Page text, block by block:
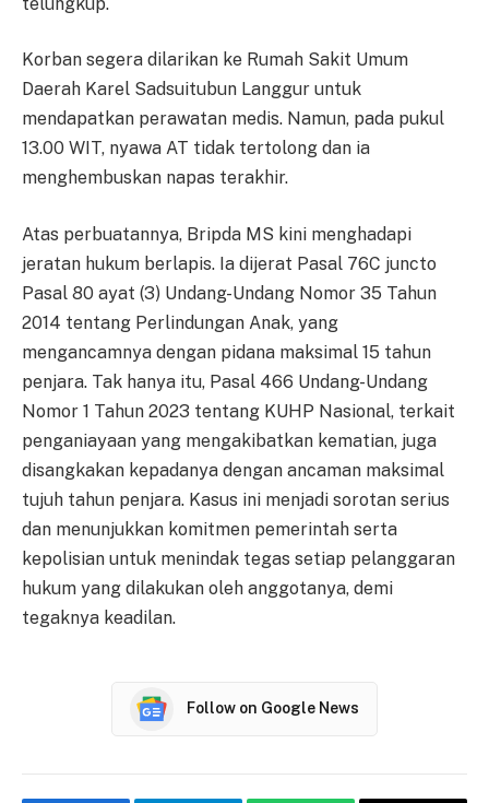
Korban segera dilarikan ke Rumah Sakit Umum
Daerah Karel Sadsuitubun Langgur untuk
mendapatkan perawatan medis. Namun, pada pukul
13.00 WIT, nyawa AT tidak tertolong dan ia
menghembuskan napas terakhir.
Atas perbuatannya, Bripda MS kini menghadapi
jeratan hukum berlapis. Ia dijerat Pasal 76C juncto
Pasal 80 ayat (3) Undang-Undang Nomor 35 Tahun
2014 tentang Perlindungan Anak, yang
mengancamnya dengan pidana maksimal 15 tahun
penjara. Tak hanya itu, Pasal 466 Undang-Undang
Nomor 1 Tahun 2023 tentang KUHP Nasional, terkait
penganiayaan yang mengakibatkan kematian, juga
disangkakan kepadanya dengan ancaman maksimal
tujuh tahun penjara. Kasus ini menjadi sorotan serius
dan menunjukkan komitmen pemerintah serta
kepolisian untuk menindak tegas setiap pelanggaran
hukum yang dilakukan oleh anggotanya, demi
tegaknya keadilan.
Follow on Google News